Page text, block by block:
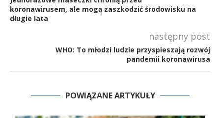
koronawirusem, ale mogą zaszkodzić środowisku na
długie lata
następny post
WHO: To młodzi ludzie przyspieszają rozwój
pandemii koronawirusa
POWIĄZANE ARTYKUŁY